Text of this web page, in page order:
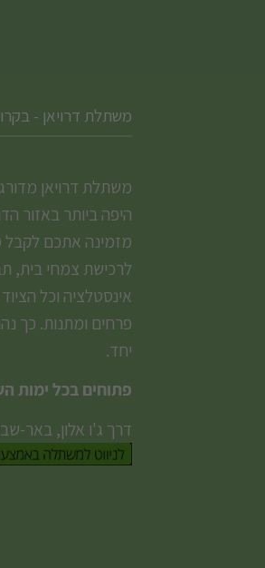
משתלת דרויאן - בקרו
משתלת דרויאן
היפה ביותר באזור
מזמינה אתכם לקבל
לרכישת צמחי בית,
אינסטלציה וכל
פרחים ומתנות. כך
יחד.
פתוחים בכל ימות
דרך ג'ו אלון, באר-